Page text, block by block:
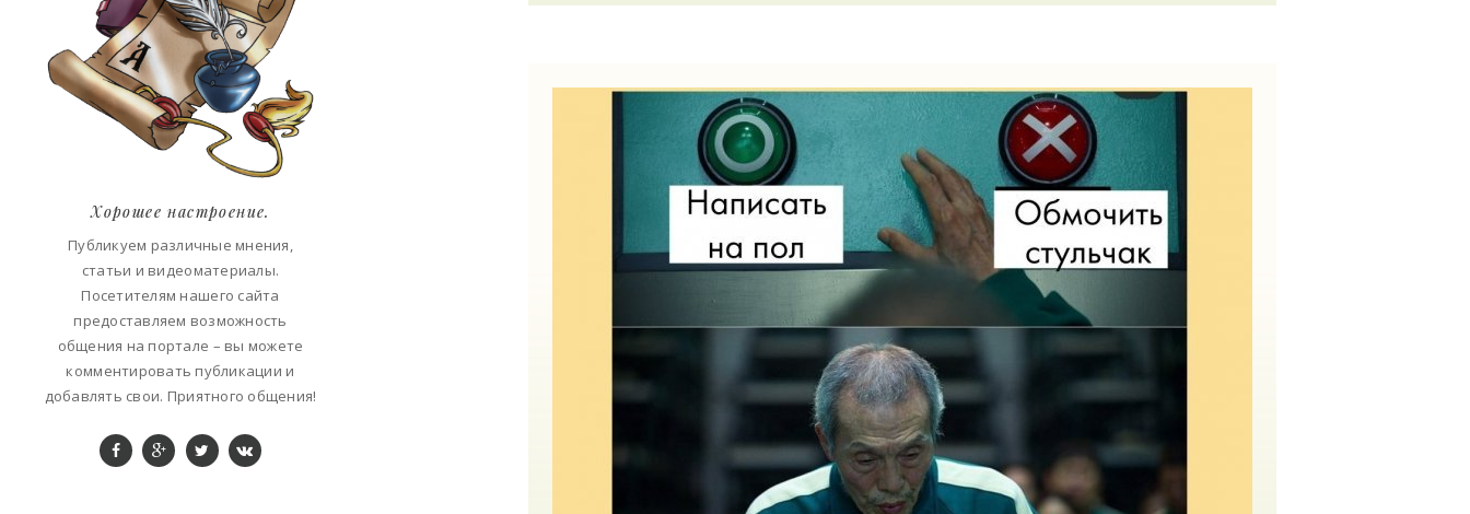
ЭКСПЕРЕМЕНТЫ
ЖИЛЬЕ
ЗВЕЗДЫ
Хорошее настроение.
Публикуем различные мнения,
статьи и видеоматериалы.
Посетителям нашего сайта
предоставляем возможность
общения на портале – вы можете
комментировать публикации и
добавлять свои. Приятного общения!